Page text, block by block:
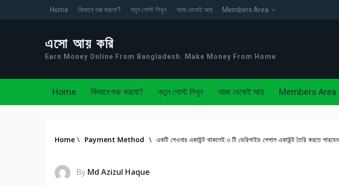
Home কিভাবে শুরু করবো? নতুন পোস্ট লিখুন আজ থেকেই আয় Members Area
এসো আয় করি
Earn Money Online From Bangladesh. Make Money From Home
Home কিভাবে শুরু করবো? নতুন পোস্ট লিখুন আজ থেকেই আয় Members Area
Home \ Payment Method \ একটি পেওনার একাউন্ট থাকলেই ৩ টি ভেরিপাইড পেপাল একাউন্ট তৈরি করতে পারবেন
By Md Azizul Haque